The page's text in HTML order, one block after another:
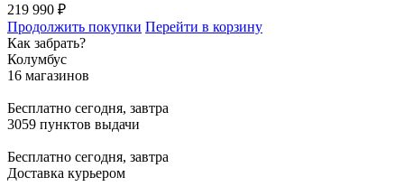
219 990 ₽
Продолжить покупки Перейти в корзину
Как забрать?
Колумбус
16 магазинов
Бесплатно сегодня, завтра
3059 пунктов выдачи
Бесплатно сегодня, завтра
Доставка курьером